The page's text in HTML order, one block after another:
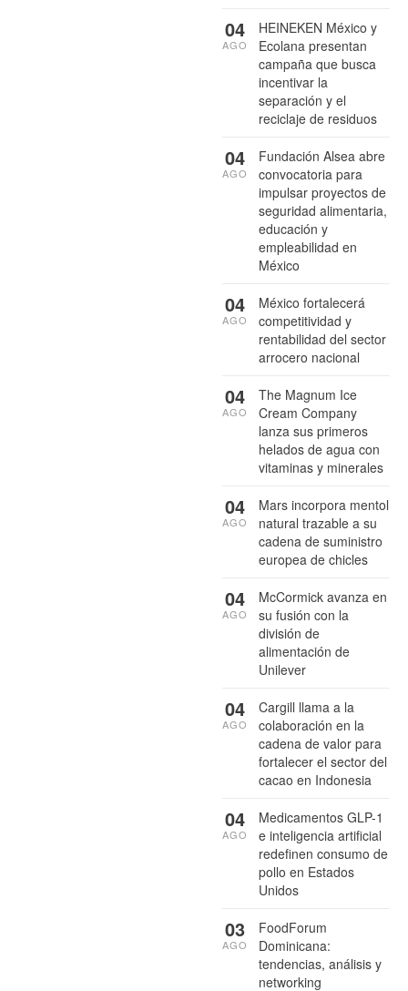
HEINEKEN México y
Ecolana presentan
campaña que busca
incentivar la
separación y el
reciclaje de residuos
04
AGO
Fundación Alsea abre
convocatoria para
impulsar proyectos de
seguridad alimentaria,
educación y
empleabilidad en
México
04
AGO
México fortalecerá
competitividad y
rentabilidad del sector
arrocero nacional
04
AGO
The Magnum Ice
Cream Company
lanza sus primeros
helados de agua con
vitaminas y minerales
04
AGO
Mars incorpora mentol
natural trazable a su
cadena de suministro
europea de chicles
04
AGO
McCormick avanza en
su fusión con la
división de
alimentación de
Unilever
04
AGO
Cargill llama a la
colaboración en la
cadena de valor para
fortalecer el sector del
cacao en Indonesia
04
AGO
Medicamentos GLP-1
e inteligencia artificial
redefinen consumo de
pollo en Estados
Unidos
04
AGO
FoodForum
Dominicana:
tendencias, análisis y
networking
03
AGO